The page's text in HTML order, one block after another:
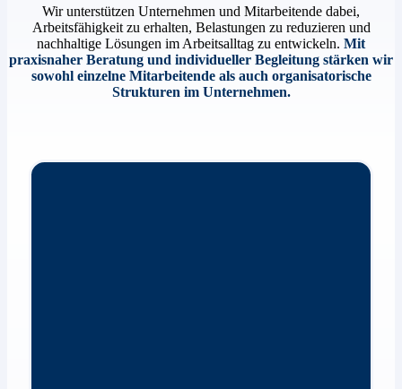
Wir unterstützen Unternehmen und Mitarbeitende dabei,
Arbeitsfähigkeit zu erhalten, Belastungen zu reduzieren und
nachhaltige Lösungen im Arbeitsalltag zu entwickeln. Mit
praxisnaher Beratung und individueller Begleitung stärken wir
sowohl einzelne Mitarbeitende als auch organisatorische
Strukturen im Unternehmen.